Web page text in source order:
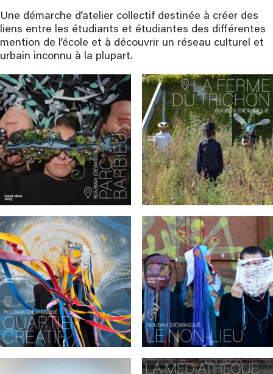
Une démarche d’atelier collectif destinée à créer des
liens entre les étudiants et étudiantes des différentes
mention de l’école et à découvrir un réseau culturel et
urbain inconnu à la plupart.